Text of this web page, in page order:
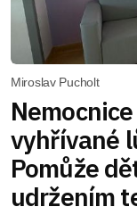
Miroslav Pucholt
vyhřívané
Pomůže
udržením